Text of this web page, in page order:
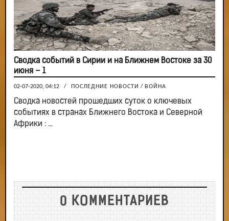
Сводка событий в Сирии и на Ближнем Востоке за 30
июня – 1
02-07-2020, 04:12 / ПОСЛЕДНИЕ НОВОСТИ / ВОЙНА
Сводка новостей прошедших суток о ключевых
событиях в странах Ближнего Востока и Северной
Африки : ...
0 КОММЕНТАРИЕВ